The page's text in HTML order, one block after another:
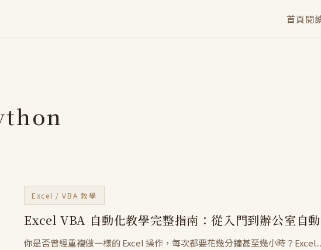
首頁閱
Excel / VBA 教學
Excel VBA 自動化教學完整指南：從入門到辦公室自
你是否曾經重複做一樣的 Excel 操作，每次都要花幾分鐘甚至幾小時？Excel...